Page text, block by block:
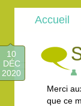
menuAccueil
10
DÉC
2020
Merci
que ce